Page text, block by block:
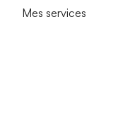
Mes services